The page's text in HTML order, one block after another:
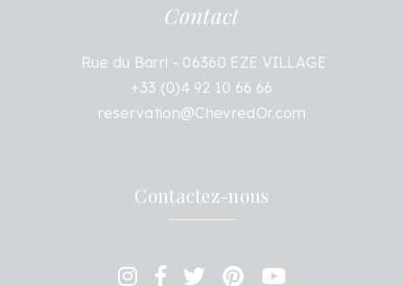
Contact
Rue du Barri - 06360 EZE VILLAGE
+33 (0)4 92 10 66 66
reservation@ChevredOr.com
Contactez-nous